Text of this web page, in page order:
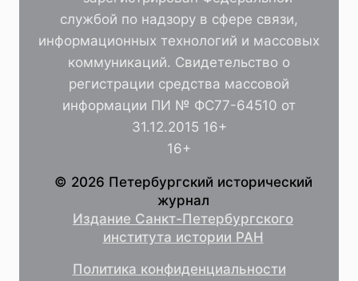
службой по надзору в сфере связи,
информационных технологий и массовых
коммуникаций. Свидетельство о
регистрации средства массовой
информации ПИ № ФС77-64510 от
31.12.2015 16+
16+
© 2026 Петербургский исторический
журнал
Издание Санкт-Петербургского
института истории РАН
Политика конфиденциальности